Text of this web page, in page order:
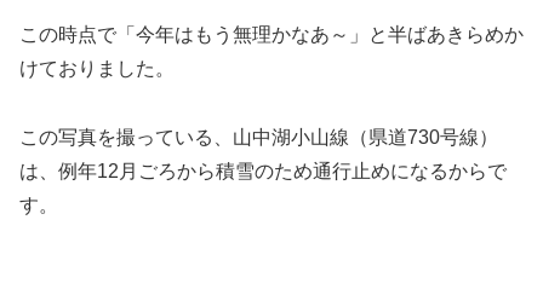
この時点で「今年はもう無理かなあ～」と半ばあきらめか
けておりました。
この写真を撮っている、山中湖小山線（県道730号線）
は、例年12月ごろから積雪のため通行止めになるからで
す。